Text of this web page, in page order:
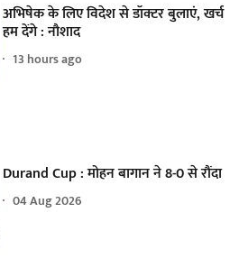
अभिषेक के लिए विदेश से डॉक्टर बुलाएं, खर्च
हम देंगे : नौशाद
13 hours ago
Durand Cup : मोहन बागान ने 8-0 से रौंदा
04 Aug 2026